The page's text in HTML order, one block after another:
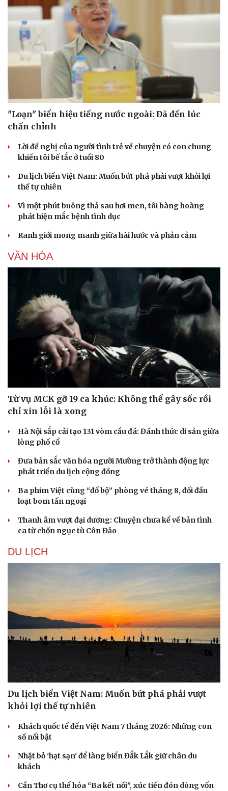
Doanh nghiệp
Thông tin doanh nghiệp
Doanh nghiệp 24h
Doanh nhân
Vì cộng đồng
Công nghệ
Sành điệu
Tin Công nghệ
Trải nghiệm
Chuyển đổi số
"Loạn" biển hiệu tiếng nước ngoài: Đã đến lúc
chấn chỉnh
Lời đề nghị của người tình trẻ về chuyện có con chung
khiến tôi bế tắc ở tuổi 80
Du lịch biển Việt Nam: Muốn bứt phá phải vượt khỏi lợi
thế tự nhiên
Vì một phút buông thả sau hơi men, tôi bàng hoàng
phát hiện mắc bệnh tình dục
Ranh giới mong manh giữa hài hước và phản cảm
VĂN HÓA
Từ vụ MCK gỡ 19 ca khúc: Không thể gây sốc rồi
chỉ xin lỗi là xong
Hà Nội sắp cải tạo 131 vòm cầu đá: Đánh thức di sản giữa
lòng phố cổ
Đưa bản sắc văn hóa người Mường trở thành động lực
phát triển du lịch cộng đồng
Ba phim Việt cùng “đổ bộ” phòng vé tháng 8, đối đầu
loạt bom tấn ngoại
Thanh âm vượt đại dương: Chuyện chưa kể về bản tình
ca từ chốn ngục tù Côn Đảo
DU LỊCH
Du lịch biển Việt Nam: Muốn bứt phá phải vượt
khỏi lợi thế tự nhiên
Khách quốc tế đến Việt Nam 7 tháng 2026: Những con
số nổi bật
Nhặt bỏ 'hạt sạn' để làng biển Đắk Lắk giữ chân du
khách
Cần Thơ cụ thể hóa “Ba kết nối”, xúc tiến đón dòng vốn